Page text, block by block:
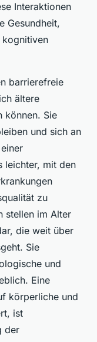
Interaktionen
Gesundheit,
kognitiven
barrierefreie
ältere
können. Sie
und sich an
leichter, mit den
zu
stellen im Alter
die weit über
Sie
und
Eine
körperliche und
ist
der